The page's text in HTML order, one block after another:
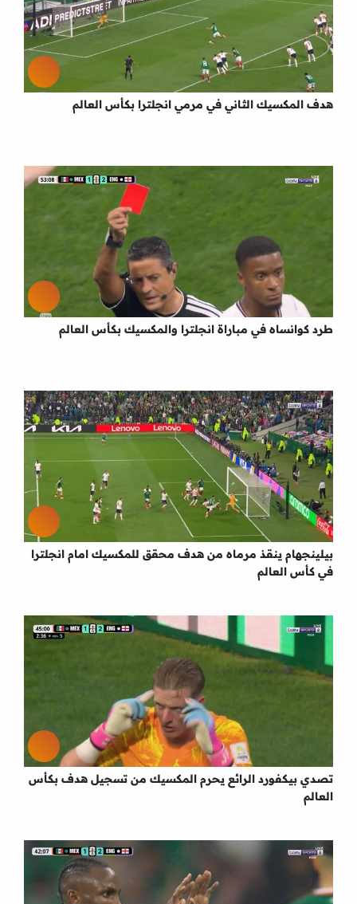
هدف المكسيك الثاني في مرمي انجلترا بكأس العالم
طرد كوانساه في مباراة انجلترا والمكسيك بكأس العالم
بيلينجهام ينقذ مرماه من هدف محقق للمكسيك امام انجلترا
في كأس العالم
تصدي بيكفورد الرائع يحرم المكسيك من تسجيل هدف بكأس
العالم